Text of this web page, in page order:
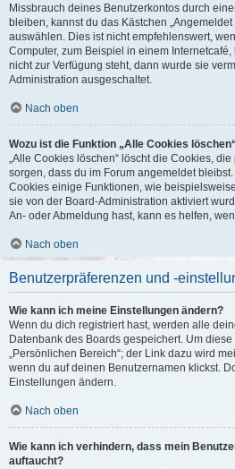
Missbrauch deines Benutzerkontos durch
bleiben, kannst du das Kästchen
auswählen. Dies ist nicht empfehlenswert,
Computer, zum Beispiel in einem
nicht zur Verfügung steht, dann wurde sie
Administration ausgeschaltet.
Nach oben
Wozu ist die Funktion „Alle Cookies
„Alle Cookies löschen“ löscht die Cookies,
sorgen, dass du im Forum angemeldet
Cookies einige Funktionen, wie
sie von der Board-Administration aktiviert
An- oder Abmeldung hast, kann es helfen,
Nach oben
Benutzerpräferenzen und -
Wie kann ich meine Einstellungen ändern?
Wenn du dich registriert hast, werden alle
Datenbank des Boards gespeichert. Um
„Persönlichen Bereich“; der Link dazu wird
wenn du auf deinen Benutzernamen klickst.
Einstellungen ändern.
Nach oben
Wie kann ich verhindern, dass mein
auftaucht?